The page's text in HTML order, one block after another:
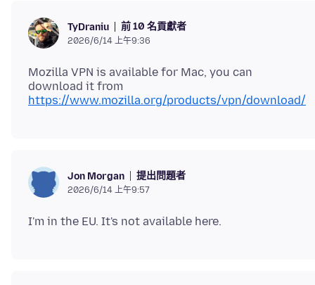
TyDraniu 前 10 名貢獻者
2026/6/14 上午9:36
Mozilla VPN is available for Mac, you can
download it from
https://www.mozilla.org/products/vpn/download/
Jon Morgan 提出問題者
2026/6/14 上午9:57